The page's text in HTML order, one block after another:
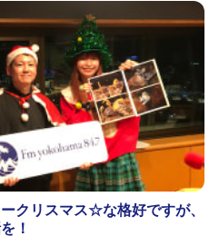
クリスマス☆な格好ですが、
！